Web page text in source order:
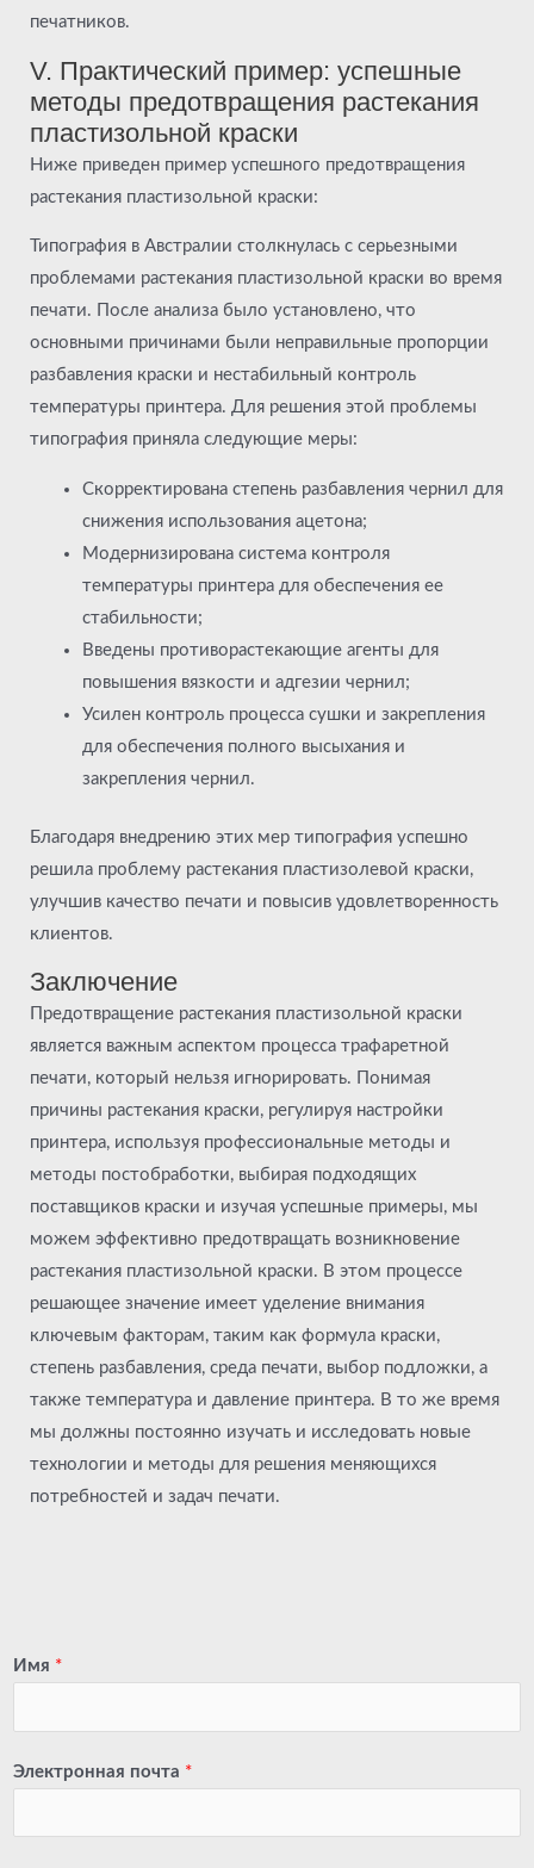
печатников.
V. Практический пример: успешные
методы предотвращения растекания
пластизольной краски
Ниже приведен пример успешного предотвращения
растекания пластизольной краски:
Типография в Австралии столкнулась с серьезными
проблемами растекания пластизольной краски во время
печати. После анализа было установлено, что
основными причинами были неправильные пропорции
разбавления краски и нестабильный контроль
температуры принтера. Для решения этой проблемы
типография приняла следующие меры:
Скорректирована степень разбавления чернил для
снижения использования ацетона;
Модернизирована система контроля
температуры принтера для обеспечения ее
стабильности;
Введены противорастекающие агенты для
повышения вязкости и адгезии чернил;
Усилен контроль процесса сушки и закрепления
для обеспечения полного высыхания и
закрепления чернил.
Благодаря внедрению этих мер типография успешно
решила проблему растекания пластизолевой краски,
улучшив качество печати и повысив удовлетворенность
клиентов.
Заключение
Предотвращение растекания пластизольной краски
является важным аспектом процесса трафаретной
печати, который нельзя игнорировать. Понимая
причины растекания краски, регулируя настройки
принтера, используя профессиональные методы и
методы постобработки, выбирая подходящих
поставщиков краски и изучая успешные примеры, мы
можем эффективно предотвращать возникновение
растекания пластизольной краски. В этом процессе
решающее значение имеет уделение внимания
ключевым факторам, таким как формула краски,
степень разбавления, среда печати, выбор подложки, а
также температура и давление принтера. В то же время
мы должны постоянно изучать и исследовать новые
технологии и методы для решения меняющихся
потребностей и задач печати.
Имя *
Электронная почта *